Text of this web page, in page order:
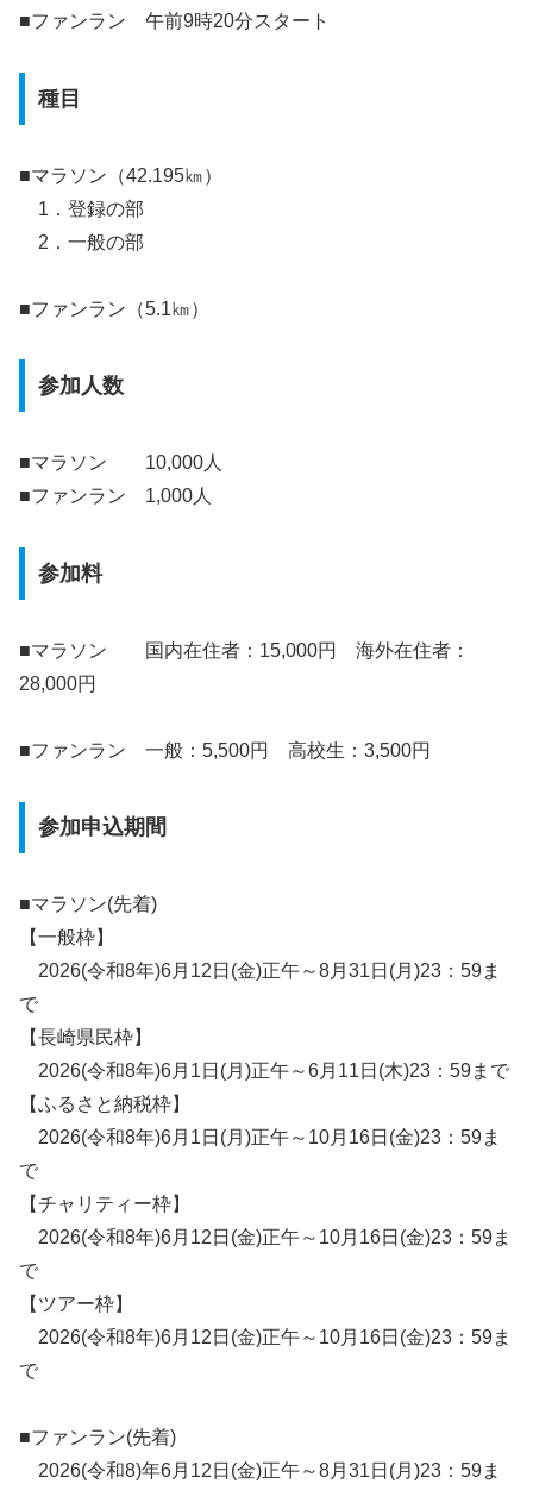
■ファンラン 午前9時20分スタート
種目
■マラソン（42.195㎞）
1．登録の部
2．一般の部
■ファンラン（5.1㎞）
参加人数
■マラソン 10,000人
■ファンラン 1,000人
参加料
■マラソン 国内在住者：15,000円 海外在住者：
28,000円
■ファンラン 一般：5,500円 高校生：3,500円
参加申込期間
■マラソン(先着)
【一般枠】
2026(令和8年)6月12日(金)正午～8月31日(月)23：59ま
で
【長崎県民枠】
2026(令和8年)6月1日(月)正午～6月11日(木)23：59まで
【ふるさと納税枠】
2026(令和8年)6月1日(月)正午～10月16日(金)23：59ま
で
【チャリティー枠】
2026(令和8年)6月12日(金)正午～10月16日(金)23：59ま
で
【ツアー枠】
2026(令和8年)6月12日(金)正午～10月16日(金)23：59ま
で
■ファンラン(先着)
2026(令和8)年6月12日(金)正午～8月31日(月)23：59ま